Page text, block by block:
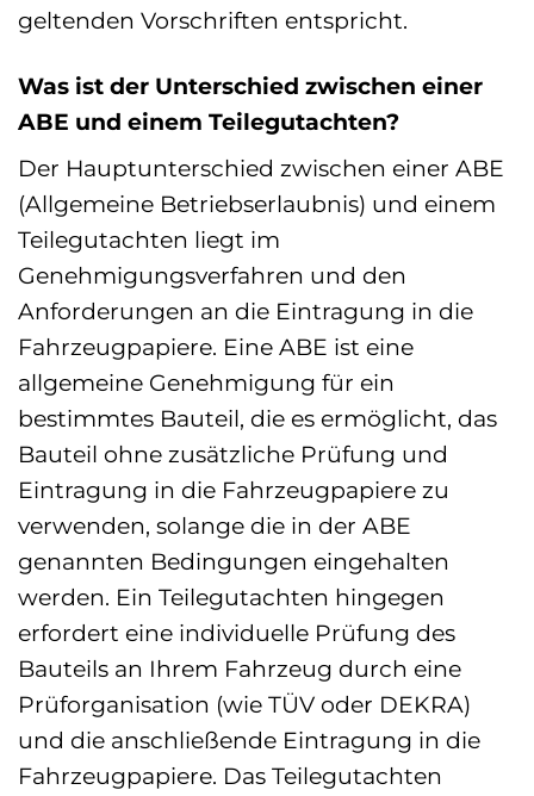
geltenden Vorschriften entspricht.
Was ist der Unterschied zwischen einer
ABE und einem Teilegutachten?
Der Hauptunterschied zwischen einer ABE
(Allgemeine Betriebserlaubnis) und einem
Teilegutachten liegt im
Genehmigungsverfahren und den
Anforderungen an die Eintragung in die
Fahrzeugpapiere. Eine ABE ist eine
allgemeine Genehmigung für ein
bestimmtes Bauteil, die es ermöglicht, das
Bauteil ohne zusätzliche Prüfung und
Eintragung in die Fahrzeugpapiere zu
verwenden, solange die in der ABE
genannten Bedingungen eingehalten
werden. Ein Teilegutachten hingegen
erfordert eine individuelle Prüfung des
Bauteils an Ihrem Fahrzeug durch eine
Prüforganisation (wie TÜV oder DEKRA)
und die anschließende Eintragung in die
Fahrzeugpapiere. Das Teilegutachten